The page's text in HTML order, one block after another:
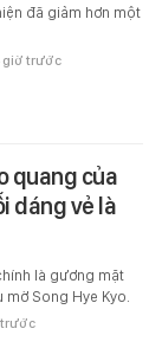
đã giảm hơn một
giờ trước
quang của
dáng vẻ là
là gương mặt
mờ Song Hye Kyo.